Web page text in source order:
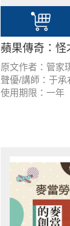
蘋果傳奇：怪
原文作者：管家
聲優/講師：于承
使用期限：一年